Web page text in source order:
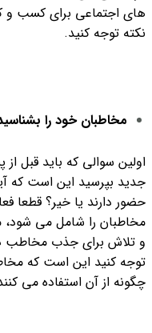
های اجتماعی برای کسب و
نکته توجه کنید.
مخاطبان خود را
اولین سوالی که باید قبل
جدید بپرسید این است که
حضور دارند یا خیر؟ قطعا
مخاطبان را شامل می
و تلاش برای جذب مخاطب
توجه کنید این است که
چگونه از آن استفاده می